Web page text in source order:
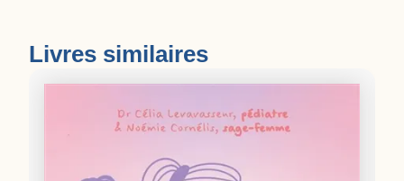
Livres similaires